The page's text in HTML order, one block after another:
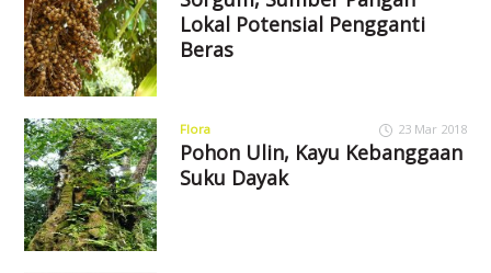
Lokal Potensial Pengganti
Beras
Flora 23 Mar 2018
Pohon Ulin, Kayu Kebanggaan
Suku Dayak